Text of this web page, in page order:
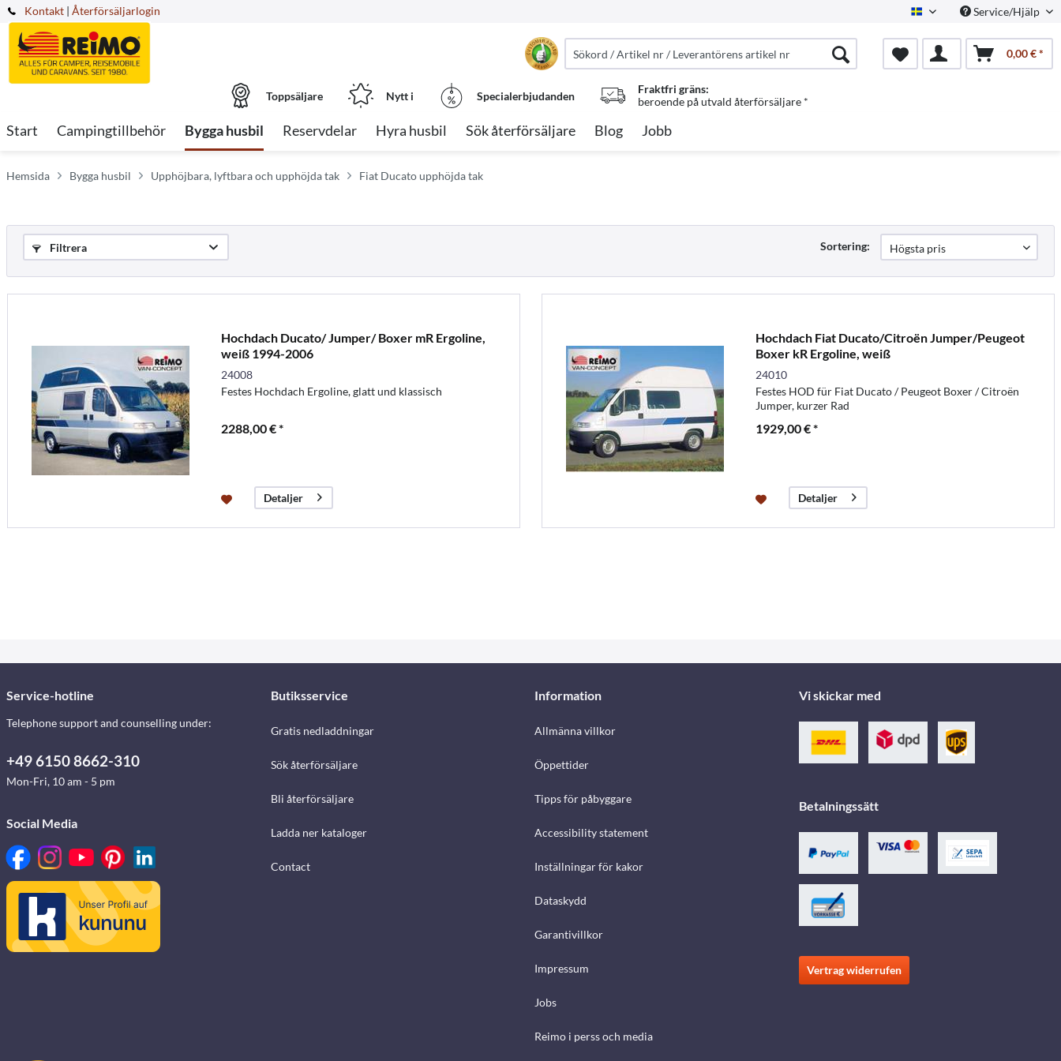
Kontakt Swedish Service/Hjälp
| Återförsäljarlogin
0,00 € *
Toppsäljare Nytt i Specialerbjudanden
Fraktfri gräns:
beroende på utvald återförsäljare *
Start Campingtillbehör Bygga husbil Reservdelar Hyra husbil Sök återförsäljare Blog Jobb
Hemsida Bygga husbil Upphöjbara, lyftbara och upphöjda tak Fiat Ducato upphöjda tak
Filtrera Sortering:
Hochdach Ducato/ Jumper/ Boxer mR Ergoline,
weiß 1994-2006
24008
Festes Hochdach Ergoline, glatt und klassisch
2288,00 € *
Detaljer
Hochdach Fiat Ducato/Citroën Jumper/Peugeot
Boxer kR Ergoline, weiß
24010
Festes HOD für Fiat Ducato / Peugeot Boxer / Citroën
Jumper, kurzer Rad
1929,00 € *
Detaljer
Service-hotline
Telephone support and counselling under:
+49 6150 8662-310
Mon-Fri, 10 am - 5 pm
Social Media
Butiksservice
Gratis nedladdningar
Sök återförsäljare
Bli återförsäljare
Ladda ner kataloger
Contact
Information
Allmänna villkor
Öppettider
Tipps för påbyggare
Accessibility statement
Inställningar för kakor
Dataskydd
Garantivillkor
Impressum
Jobs
Reimo i perss och media
Vi skickar med
Betalningssätt
Vertrag widerrufen